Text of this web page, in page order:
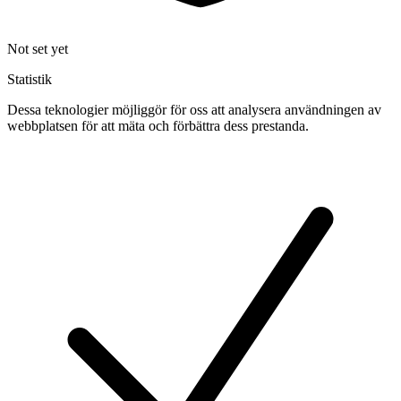
Not set yet
Statistik
Dessa teknologier möjliggör för oss att analysera användningen av
webbplatsen för att mäta och förbättra dess prestanda.